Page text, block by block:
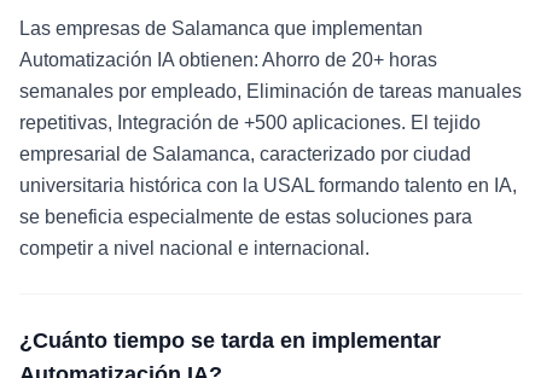
Las empresas de Salamanca que implementan
Automatización IA obtienen: Ahorro de 20+ horas
semanales por empleado, Eliminación de tareas manuales
repetitivas, Integración de +500 aplicaciones. El tejido
empresarial de Salamanca, caracterizado por ciudad
universitaria histórica con la USAL formando talento en IA,
se beneficia especialmente de estas soluciones para
competir a nivel nacional e internacional.
¿Cuánto tiempo se tarda en implementar